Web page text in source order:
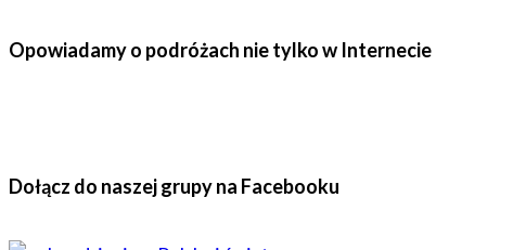
Opowiadamy o podróżach nie tylko w Internecie
Dołącz do naszej grupy na Facebooku